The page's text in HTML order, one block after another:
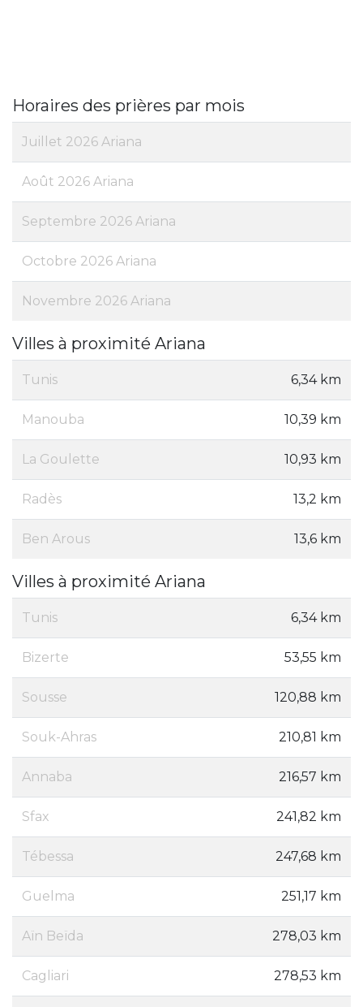
Horaires des prières par mois
Juillet 2026 Ariana
Août 2026 Ariana
Septembre 2026 Ariana
Octobre 2026 Ariana
Novembre 2026 Ariana
Villes à proximité Ariana
Tunis 6,34 km
Manouba 10,39 km
La Goulette 10,93 km
Radès 13,2 km
Ben Arous 13,6 km
Villes à proximité Ariana
Tunis 6,34 km
Bizerte 53,55 km
Sousse 120,88 km
Souk-Ahras 210,81 km
Annaba 216,57 km
Sfax 241,82 km
Tébessa 247,68 km
Guelma 251,17 km
Aïn Beïda 278,03 km
Cagliari 278,53 km